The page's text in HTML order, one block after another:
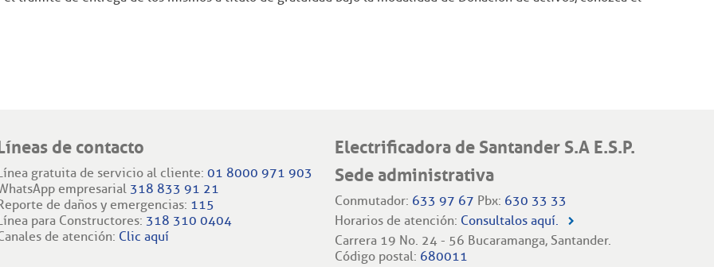
de contacto
gratuita de servicio al cliente: 01 8000 971 903
empresarial 318 833 91 21
de daños y emergencias: 115
para Constructores: 318 310 0404
de atención: Clic aquí
Electrificadora de Santander S.A E.S.P.
Sede administrativa
Conmutador: 633 97 67 Pbx: 630 33 33
Horarios de atención: Consultalos aquí.
Carrera 19 No. 24 - 56 Bucaramanga, Santander.
Código postal: 680011